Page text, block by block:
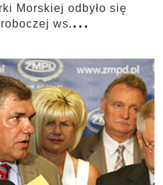
Morskiej odbyło się
ws....